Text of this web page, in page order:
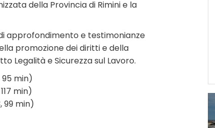
della Provincia di Rimini e la
approfondimento e testimonianze
promozione dei diritti e della
Legalità e Sicurezza sul Lavoro.
95 min)
min)
99 min)